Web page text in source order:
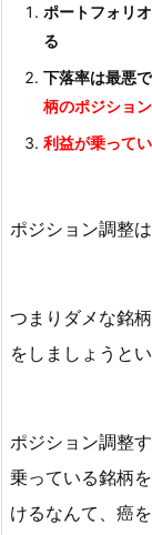
ポートフォリ
る
下落率は最悪
柄のポジショ
利益が乗って
ポジション調整
つまりダメな銘
をしましょうと
ポジション調整
乗っている銘柄
けるなんて、癌